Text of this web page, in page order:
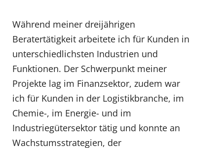
Während meiner dreijährigen
Beratertätigkeit arbeitete ich für Kunden in
unterschiedlichsten Industrien und
Funktionen. Der Schwerpunkt meiner
Projekte lag im Finanzsektor, zudem war
ich für Kunden in der Logistikbranche, im
Chemie-, im Energie- und im
Industriegütersektor tätig und konnte an
Wachstumsstrategien, der